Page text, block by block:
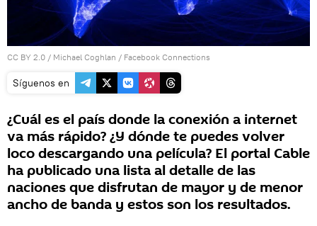
CC BY 2.0 / Michael Coghlan / Facebook Connections
Síguenos en
¿Cuál es el país donde la conexión a internet
va más rápido? ¿Y dónde te puedes volver
loco descargando una película? El portal Cable
ha publicado una lista al detalle de las
naciones que disfrutan de mayor y de menor
ancho de banda y estos son los resultados.